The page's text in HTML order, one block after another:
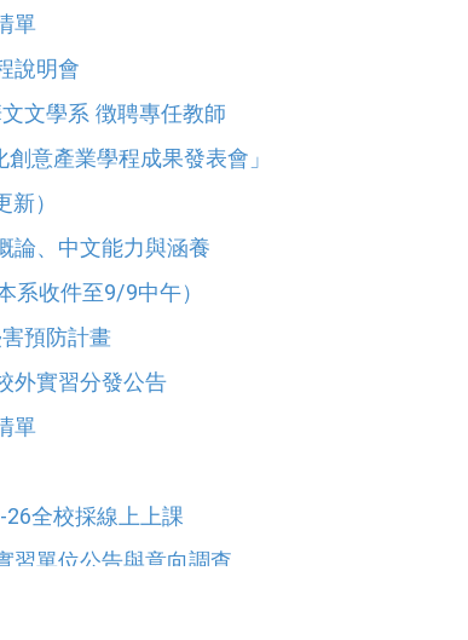
單
說明會
文學系 徴聘專任教師
意產業學程成果發表會」
）
論、中文能力與涵養
系收件至9/9中午）
預防計畫
外實習分發公告
單
26全校採線上上課
習單位公告與意向調查